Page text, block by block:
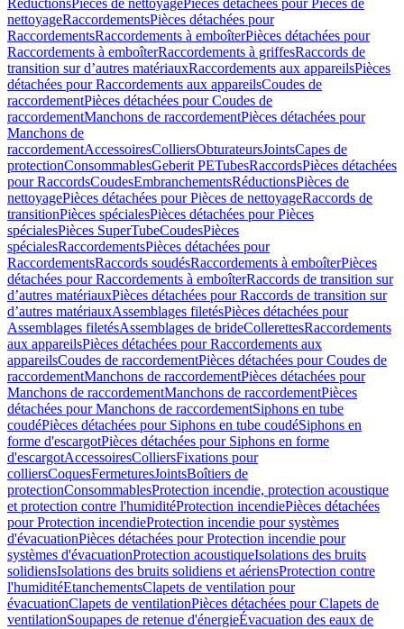
RéductionsPièces de nettoyagePièces détachées pour Pièces de
nettoyageRaccordementsPièces détachées pour
RaccordementsRaccordements à emboîterPièces détachées pour
Raccordements à emboîterRaccordements à griffesRaccords de
transition sur d’autres matériauxRaccordements aux appareilsPièces
détachées pour Raccordements aux appareilsCoudes de
raccordementPièces détachées pour Coudes de
raccordementManchons de raccordementPièces détachées pour
Manchons de
raccordementAccessoiresColliersObturateursJointsCapes de
protectionConsommablesGeberit PETubesRaccordsPièces détachées
pour RaccordsCoudesEmbranchementsRéductionsPièces de
nettoyagePièces détachées pour Pièces de nettoyageRaccords de
transitionPièces spécialesPièces détachées pour Pièces
spécialesPièces SuperTubeCoudesPièces
spécialesRaccordementsPièces détachées pour
RaccordementsRaccords soudésRaccordements à emboîterPièces
détachées pour Raccordements à emboîterRaccords de transition sur
d’autres matériauxPièces détachées pour Raccords de transition sur
d’autres matériauxAssemblages filetésPièces détachées pour
Assemblages filetésAssemblages de brideCollerettesRaccordements
aux appareilsPièces détachées pour Raccordements aux
appareilsCoudes de raccordementPièces détachées pour Coudes de
raccordementManchons de raccordementPièces détachées pour
Manchons de raccordementManchons de raccordementPièces
détachées pour Manchons de raccordementSiphons en tube
coudéPièces détachées pour Siphons en tube coudéSiphons en
forme d'escargotPièces détachées pour Siphons en forme
d'escargotAccessoiresColliersFixations pour
colliersCoquesFermeturesJointsBoîtiers de
protectionConsommablesProtection incendie, protection acoustique
et protection contre l'humiditéProtection incendiePièces détachées
pour Protection incendieProtection incendie pour systèmes
d'évacuationPièces détachées pour Protection incendie pour
systèmes d'évacuationProtection acoustiqueIsolations des bruits
solidiensIsolations des bruits solidiens et aériensProtection contre
l'humiditéEtanchementsClapets de ventilation pour
évacuationClapets de ventilationPièces détachées pour Clapets de
ventilationSoupapes de retenue d'énergieÉvacuation des eaux de